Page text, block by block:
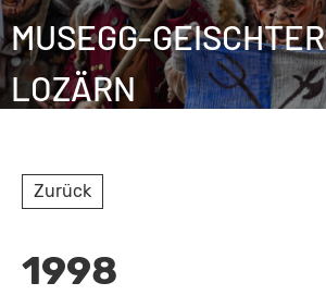
MUSEGG-GEISCHTER
LOZÄRN
Zurück
1998